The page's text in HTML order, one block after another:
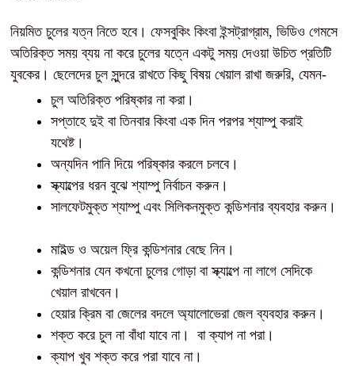
নিয়মিত চুলের যত্ন নিতে হবে। ফেসবুকিং কিংবা ইন্সট্রাগ্রাম, ভিডিও গেমসে
অতিরিক্ত সময় ব্যয় না করে চুলের যত্নে একটু সময় দেওয়া উচিত প্রতিটি
যুবকের। ছেলেদের চুল সুন্দরে রাখতে কিছু বিষয় খেয়াল রাখা জরুরি, যেমন-
চুল অতিরিক্ত পরিষ্কার না করা।
সপ্তাহে দুই বা তিনবার কিংবা এক দিন পরপর শ্যাম্পু করাই
যথেষ্ট।
অন্যদিন পানি দিয়ে পরিষ্কার করলে চলবে।
স্ক্যাল্পের ধরন বুঝে শ্যাম্পু নির্বাচন করুন।
সালফেটমুক্ত শ্যাম্পু এবং সিলিকনমুক্ত কন্ডিশনার ব্যবহার করুন।
মাইল্ড ও অয়েল ফ্রি কন্ডিশনার বেছে নিন।
কন্ডিশনার যেন কখনো চুলের গোড়া বা স্ক্যাল্পে না লাগে সেদিকে
খেয়াল রাখবেন।
হেয়ার ক্রিম বা জেলের বদলে অ্যালোভেরা জেল ব্যবহার করুন।
শক্ত করে চুল না বাঁধা যাবে না। বা ক্যাপ না পরা।
ক্যাপ খুব শক্ত করে পরা যাবে না।